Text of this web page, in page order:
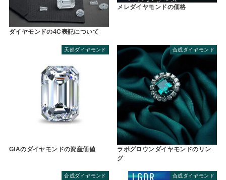
ダイヤモンドの4C表記について
メレダイヤモンドの価格
天然ダイヤモンド
GIAのダイヤモンドの資産価値
合成ダイヤモンド
ラボグロウンダイヤモンドのリン
グ
合成ダイヤモンド 合成ダイヤモンド